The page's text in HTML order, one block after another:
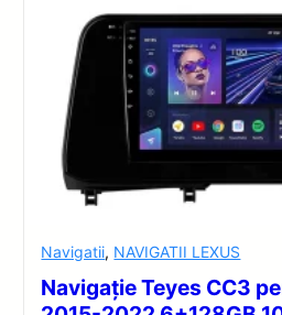
Navigatii, NAVIGATII LEXUS
Navigație Teyes CC3